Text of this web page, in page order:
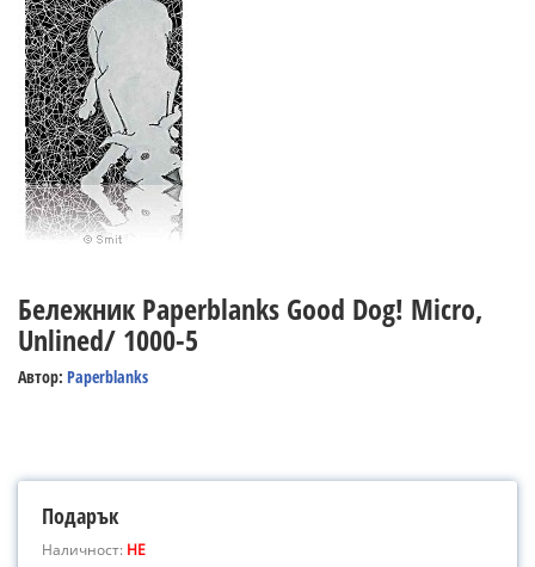
Бележник Paperblanks Good Dog! Micro,
Unlined/ 1000-5
Автор: Paperblanks
Подарък
Наличност: НЕ